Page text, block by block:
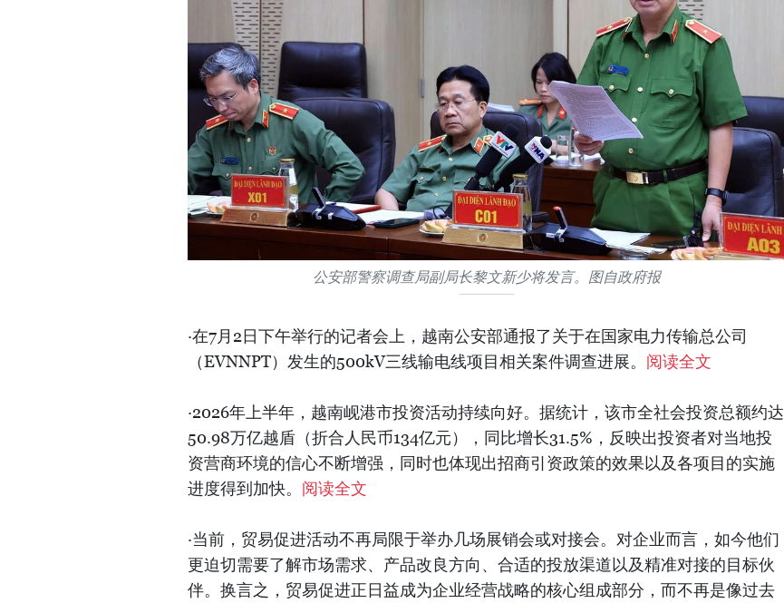
公安部警察调查局副局长黎文新少将发言。图自政府报
·在7月2日下午举行的记者会上，越南公安部通报了关于在国家电力传输总公司
（EVNNPT）发生的500kV三线输电线项目相关案件调查进展。 阅读全文
·2026年上半年，越南岘港市投资活动持续向好。据统计，该市全社会投资总额约达
50.98万亿越盾（折合人民币134亿元），同比增长31.5%，反映出投资者对当地投
资营商环境的信心不断增强，同时也体现出招商引资政策的效果以及各项目的实施
进度得到加快。 阅读全文
·当前，贸易促进活动不再局限于举办几场展销会或对接会。对企业而言，如今他们
更迫切需要了解市场需求、产品改良方向、合适的投放渠道以及精准对接的目标伙
伴。换言之，贸易促进正日益成为企业经营战略的核心组成部分，而不再是像过去